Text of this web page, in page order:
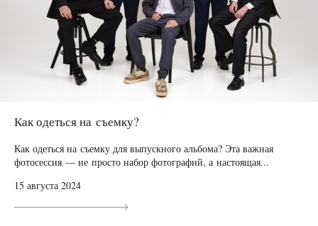
Как одеться на съемку?
Как одеться на съемку для выпускного альбома? Эта важная
фотосессия — не просто набор фотографий, а настоящая...
15 августа 2024